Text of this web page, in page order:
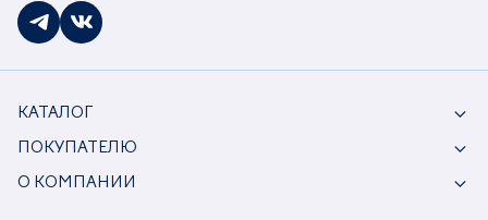
КАТАЛОГ
ПОКУПАТЕЛЮ
О КОМПАНИИ